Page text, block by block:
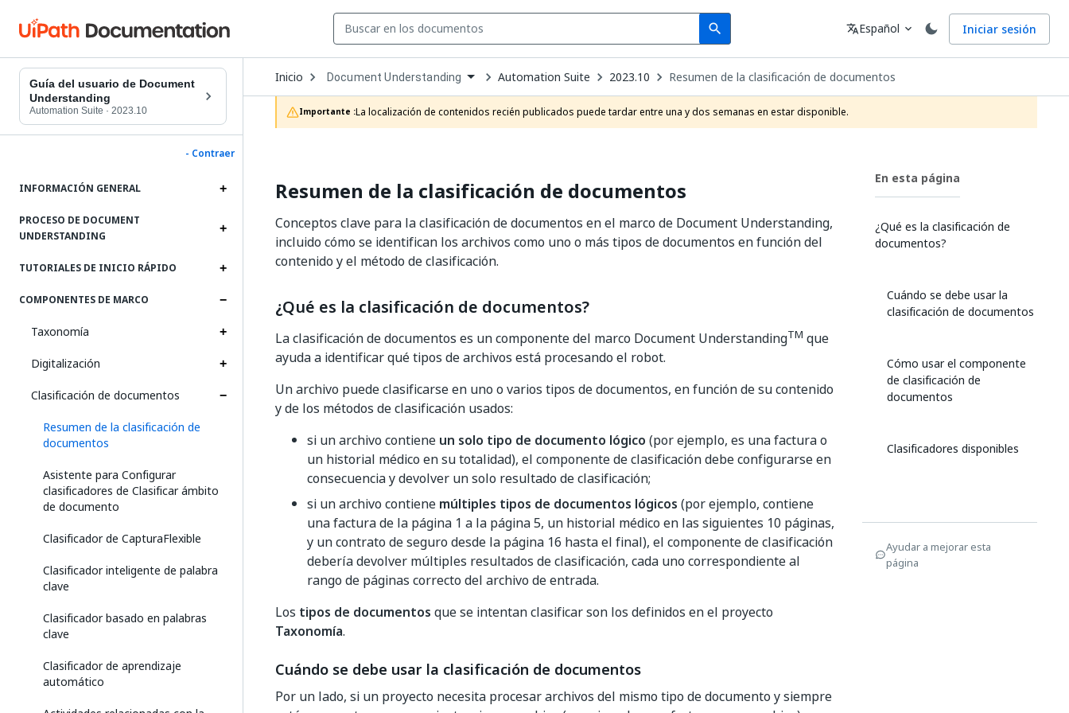
search
Search Idioma
translateEspañol expand_more Iniciar sesión
Guía del usuario de Document
Understanding
Automation Suite · 2023.10
- Contraer
INFORMACIÓN GENERAL
PROCESO DE DOCUMENT
UNDERSTANDING
TUTORIALES DE INICIO RÁPIDO
COMPONENTES DE MARCO
Taxonomía
Digitalización
Clasificación de documentos
Resumen de la clasificación de
documentos
Asistente para Configurar
clasificadores de Clasificar ámbito
de documento
Clasificador de CapturaFlexible
Clasificador inteligente de palabra
clave
Clasificador basado en palabras
clave
Clasificador de aprendizaje
automático
Inicio Open
Dropdown
to
choose
product
Document Understanding Automation Suite 2023.10 Resumen de la clasificación de documentos
Importante :La localización de contenidos recién publicados puede tardar entre una y dos semanas en estar disponible.
Resumen de la clasificación de documentos
Conceptos clave para la clasificación de documentos en el marco de Document Understanding,
incluido cómo se identifican los archivos como uno o más tipos de documentos en función del
contenido y el método de clasificación.
¿Qué es la clasificación de documentos?
La clasificación de documentos es un componente del marco Document UnderstandingTM que
ayuda a identificar qué tipos de archivos está procesando el robot.
Un archivo puede clasificarse en uno o varios tipos de documentos, en función de su contenido
y de los métodos de clasificación usados:
si un archivo contiene un solo tipo de documento lógico (por ejemplo, es una factura o
un historial médico en su totalidad), el componente de clasificación debe configurarse en
consecuencia y devolver un solo resultado de clasificación;
si un archivo contiene múltiples tipos de documentos lógicos (por ejemplo, contiene
una factura de la página 1 a la página 5, un historial médico en las siguientes 10 páginas,
y un contrato de seguro desde la página 16 hasta el final), el componente de clasificación
debería devolver múltiples resultados de clasificación, cada uno correspondiente al
rango de páginas correcto del archivo de entrada.
Los tipos de documentos que se intentan clasificar son los definidos en el proyecto
Taxonomía.
Cuándo se debe usar la clasificación de documentos
Por un lado, si un proyecto necesita procesar archivos del mismo tipo de documento y siempre
En esta página
¿Qué es la clasificación de
documentos?
Cuándo se debe usar la
clasificación de documentos
Cómo usar el componente
de clasificación de
documentos
Clasificadores disponibles
Ayudar a mejorar esta
página